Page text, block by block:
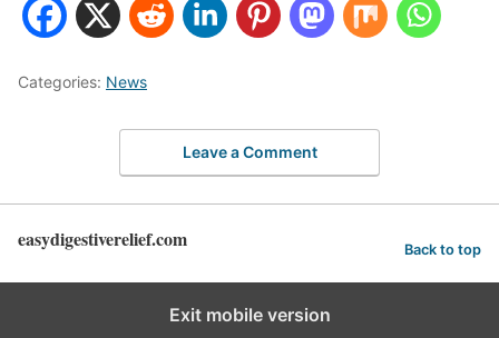
Categories: News
Leave a Comment
easydigestiverelief.com Back to top
Exit mobile version